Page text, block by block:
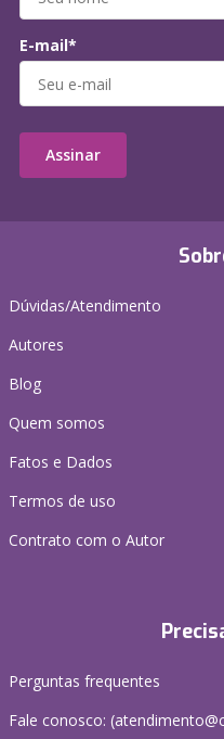
Dúvidas/Atendimento
Autores
Blog
Quem somos
Fatos e Dados
Termos de uso
Contrato com o Autor
Perguntas frequentes
Fale conosco:
E-mail*
Assinar